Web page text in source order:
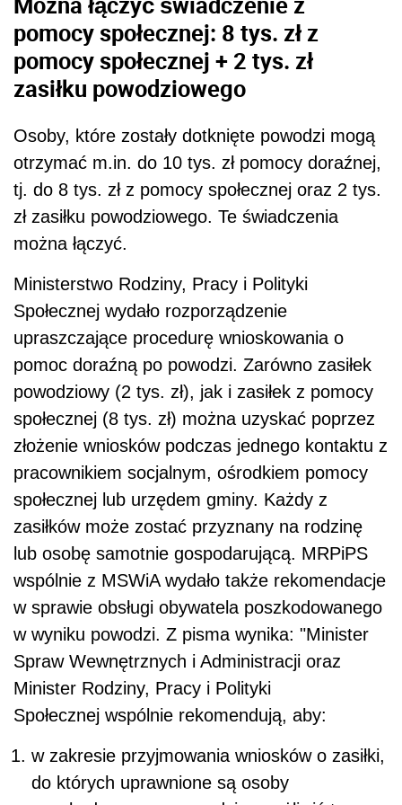
pomocy społecznej: 8 tys. zł z
pomocy społecznej + 2 tys. zł
zasiłku powodziowego
Osoby, które zostały dotknięte powodzi mogą
otrzymać m.in. do 10 tys. zł pomocy doraźnej,
tj. do 8 tys. zł z pomocy społecznej oraz 2 tys.
zł zasiłku powodziowego. Te świadczenia
można łączyć.
Ministerstwo Rodziny, Pracy i Polityki
Społecznej wydało rozporządzenie
upraszczające procedurę wnioskowania o
pomoc doraźną po powodzi. Zarówno zasiłek
powodziowy (2 tys. zł), jak i zasiłek z pomocy
społecznej (8 tys. zł) można uzyskać poprzez
złożenie wniosków podczas jednego kontaktu z
pracownikiem socjalnym, ośrodkiem pomocy
społecznej lub urzędem gminy. Każdy z
zasiłków może zostać przyznany na rodzinę
lub osobę samotnie gospodarującą. MRPiPS
wspólnie z MSWiA wydało także rekomendacje
w sprawie obsługi obywatela poszkodowanego
w wyniku powodzi. Z pisma wynika: "Minister
Spraw Wewnętrznych i Administracji oraz
Minister Rodziny, Pracy i Polityki
Społecznej wspólnie rekomendują, aby:
w zakresie przyjmowania wniosków o zasiłki,
do których uprawnione są osoby